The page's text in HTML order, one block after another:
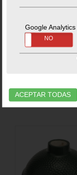
MN
Termometros
Ref.
Google Analytics
NO
ACEPTAR TODAS